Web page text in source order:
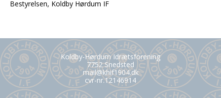
Bestyrelsen, Koldby Hørdum IF
Koldby-Hørdum Idrætsforening
7752 Snedsted
mail@khif1904.dk
cvr-nr.12146914